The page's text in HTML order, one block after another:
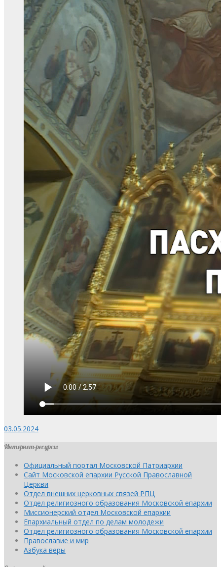
03.05.2024
Интернет-ресурсы
Официальный портал Московской Патриархии
Сайт Московской епархии Русской Православной
Церкви
Отдел внешних церковных связей РПЦ
Отдел религиозного образования Московской епархии
Миссионерский отдел Московской епархии
Епархиальный отдел по делам молодежи
Отдел религиозного образования Московской епархии
Православие и мир
Азбука веры